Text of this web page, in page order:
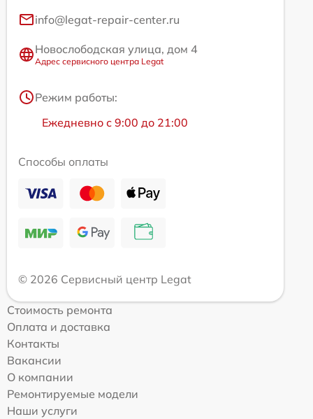
info@legat-repair-center.ru
Новослободская улица, дом 4
Адрес сервисного центра Legat
Режим работы:
Ежедневно с 9:00 до 21:00
Способы оплаты
© 2026 Сервисный центр Legat
Стоимость ремонта
Оплата и доставка
Контакты
Вакансии
О компании
Ремонтируемые модели
Наши услуги